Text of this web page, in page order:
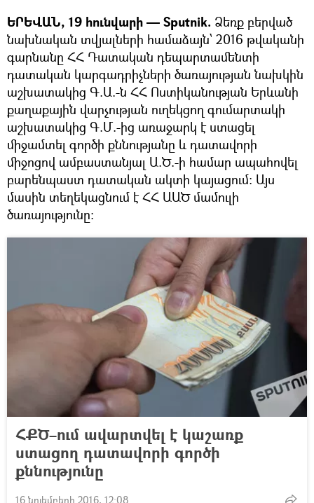
ԵՐԵՎԱՆ, 19 հունվարի — Sputnik. Ձեռք բերված
նախնական տվյալների համաձայն՝ 2016 թվականի
գարնանը ՀՀ Դատական դեպարտամենտի
դատական կարգադրիչների ծառայության նախկին
աշխատակից Գ.Ա.-ն ՀՀ Ոստիկանության Երևանի
քաղաքային վարչության ուղեկցող գումարտակի
աշխատակից Գ.Մ.-ից առաջարկ է ստացել
միջամտել գործի քննությանը և դատավորի
միջոցով ամբաստանյալ Ա.Ծ.-ի համար ապահովել
բարենպաստ դատական ակտի կայացում: Այս
մասին տեղեկացնում է ՀՀ ԱԱԾ մամուլի
ծառայությունը։
ՀՔԾ–ում ավարտվել է կաշառք
ստացող դատավորի գործի
քննությունը
16 նոյեմբերի 2016, 12:08